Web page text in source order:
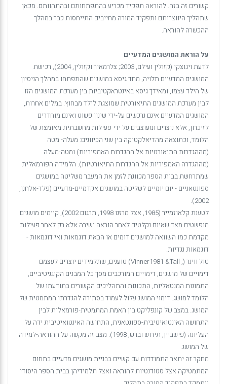
קשורים זה בזה. להוראה תפקיד מכריע בהתפתחותם ובהתהוותם. מכאן
שתהליך היווצרותם ותפקיד המורה מחייבים התייחסות כבר במהלך
ההכשרה להוראה.
על הוראת המושגים המדעיים
לדעת ויגוצקי (קזולין ועילם, 2003; צלרמאיר וקזולין, 2004), רכישת
המושגים המדעיים תלויה, מחד גיסא במושגים שהתפתחו במהלך הניסיון
של הילד עצמו, ומאידך גיסא באינטראקטיביות בין מערכת המושגים הזו
לבין מערכת המושגים התיאורטית שמוצגת לילד מבחוץ. במלים אחרות,
המושגים המדעיים אינם נרכשים על-ידי שינון פשוט ואינם מוחדרים
לזיכרון, אלא נוצרים ומעוצבים על ידי פעילות מחשבתית מאומצת של
הלומד, וכתוצאה מהדיאלקטיקה בין שני הכיוונים: מעלה- מטה
(מההגדרות התיאורטיות אל ההגדרות האמפיריות) ומטה-מעלה
(מההגדרה האמפיריות אל ההגדרות התיאורטיות). הלמידה הפורמאלית
שמתרחשת בבית הספר מכוונת לזמן את המעבר משליטה במושגים
ספונטאניים - יום יומיים לשליטה במושגים אקדמיים-מדעיים (פלד-אלחנן,
2002).
לטענת קלאוזמייר (1985, אצל מרזנו 1998, תרגום 2002), קיימים מושגים
מופשטים מאד שאינם נקלטים לאחר הוראה ישירה אלא רק לאחר פעילות
מקדמת כמו השוואה למושגים דומים או הבאת דוגמאות ואי דוגמאות -
דוגמאות נגדיות.
טול ווינר (, Tall
&
Vinner1981) טוענים, שתלמידים יוצרים לעצמם
דימויים של מושגים, דימויים המורכבים מסך כל המבנים הקוגניטיביים,
התמונות המנטאליות, התכונות והתהליכים הקשורים בתודעתו של
הלומד למושג. דימוי המושג עלול לעמוד בסתירה להגדרתו המתמטית של
המושג. במצב של קונפליקט בין האמת המתמטית-פורמאלית לבין
התחושה האינטואיטיבית-ספונטאנית, התחושה האינטואיטיבית ידה על
העליונה (פישביין, תירוש וברש, 1998). מצב זה מקשה על ההוראה-למידה
של המושג.
מחקר זה יתאר התמודדות עם קשיים בבניית מושגים מדעיים בתחום
המתמטיקה אצל סטודנטיות להוראה ואצל תלמידיהן בבית הספר היסודי